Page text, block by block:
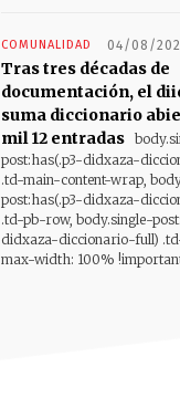
COMUNALIDAD 04/08/
Tras tres décadas de
documentación, el
suma diccionario
mil 12 entradas
post:has(.p3-didxaza-
.td-main-content-wrap,
post:has(.p3-didxaza-
.td-pb-row, body.single-
didxaza-diccionario-full)
max-width: 100%